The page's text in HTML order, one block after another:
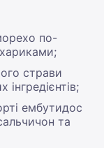
по-
страви
інгредієнтів;
ембутидос
та